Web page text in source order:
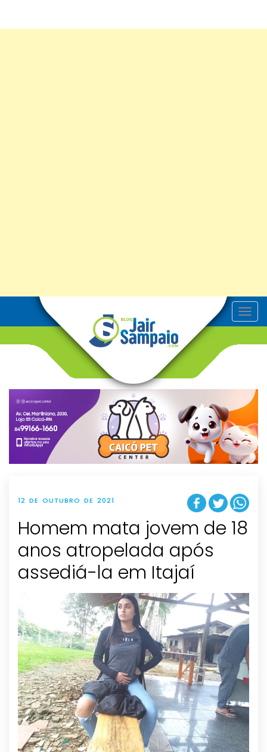
T
o
v
g
t
i
o
n
12 DE OUTUBRO DE 2021
Homem mata jovem de 18
anos atropelada após
assediá-la em Itajaí